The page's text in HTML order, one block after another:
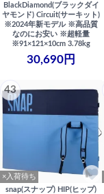
BlackDiamond(ブラックダイ
ヤモンド) Circuit(サーキット)
※2024年新モデル ※高品質
なのにお安い ※超軽量
※91×121×10cm 3.78kg
30,690円
43
×入荷待ち
snap(スナップ) HIP(ヒップ)